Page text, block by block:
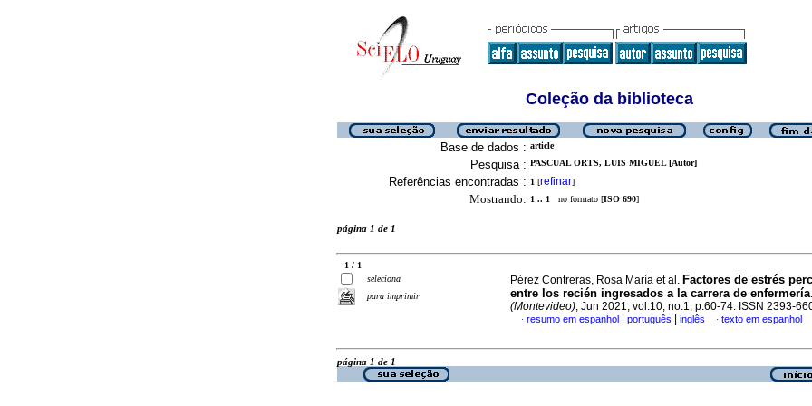
Coleção da biblioteca
Base de dados : article
Pesquisa : PASCUAL ORTS, LUIS MIGUEL [Autor]
Referências encontradas : 1 [refinar]
Mostrando: 1 .. 1 no formato [ISO 690]
página 1 de 1
1 / 1
seleciona
para imprimir
Pérez Contreras, Rosa María et al. Factores de estrés
entre los recién ingresados a la carrera de enfermería.
(Montevideo), Jun 2021, vol.10, no.1, p.60-74. ISSN 2393-
· resumo em espanhol português inglês · texto em espanhol
página 1 de 1